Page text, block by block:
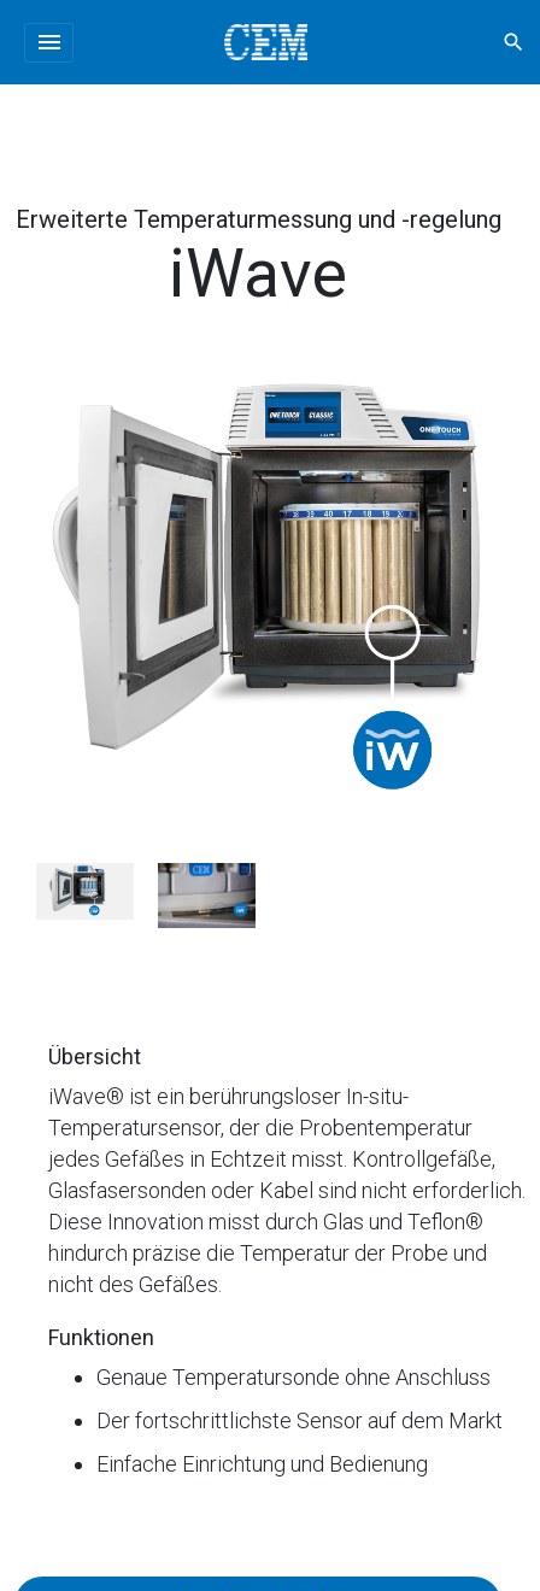
menu search
Erweiterte Temperaturmessung und -regelung
iWave
Übersicht
iWave® ist ein berührungsloser In-situ-
Temperatursensor, der die Probentemperatur
jedes Gefäßes in Echtzeit misst. Kontrollgefäße,
Glasfasersonden oder Kabel sind nicht erforderlich.
Diese Innovation misst durch Glas und Teflon®
hindurch präzise die Temperatur der Probe und
nicht des Gefäßes.
Funktionen
Genaue Temperatursonde ohne Anschluss
Der fortschrittlichste Sensor auf dem Markt
Einfache Einrichtung und Bedienung